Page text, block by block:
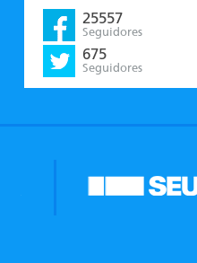
25557
Seguidores
675
Seguidores